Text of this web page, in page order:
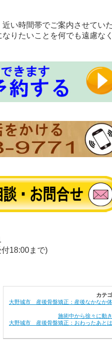
い時間帯でご案内させてい
りたいことを何でも遠慮な
18:00まで)
カテ
大野城市 産後骨盤矯正：産後なかなか
施術中から徐々に動
大野城市 産後骨盤矯正：おわったあと